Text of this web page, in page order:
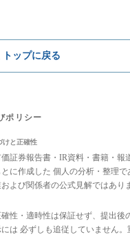
ップに戻る
ポリシー
けと正確性
証券報告書・IR資料・書籍・報
に作成した 個人の分析・整理で
よび関係者の公式見解ではあり
性・適時性は保証せず、提出後
は 必ずしも追従していません。